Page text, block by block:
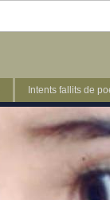
Intents fallits de